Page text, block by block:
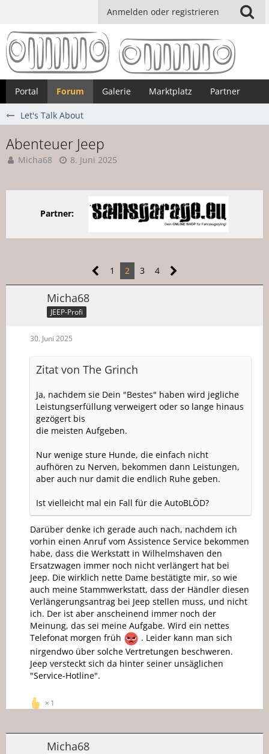
Anmelden oder registrieren
Portal Forum Galerie Marktplatz Partner
Let's Talk About
Abenteuer Jeep
Micha68 8. Juni 2025
Partner:
1 2 3 4
Micha68
JEEP-Profi
30. Juni 2025
Zitat von The Grinch
Ja, nachdem sie Dein "Bestes" haben wird jegliche
Leistungserfüllung verweigert oder so lange hinaus
gezögert bis
die meisten Aufgeben.
Nur wenige sture Hunde, die einfach nicht
aufhören zu Nerven, bekommen dann Leistungen,
aber auch nur damit die endlich Ruhe geben.
Ist vielleicht mal ein Fall für die AutoBLÖD?
Darüber denke ich gerade auch nach, nachdem ich
vorhin einen Anruf vom Assistence Service bekommen
habe, dass die Werkstatt in Wilhelmshaven den
Ersatzwagen immer noch nicht verlängert hat bei
Jeep. Die wirklich nette Dame bestätigte mir, so wie
auch meine Stammwerkstatt, dass der Händler diesen
Verlängerungsantrag bei Jeep stellen muss, und nicht
ich. Der ist aber anscheinend immer noch der
Meinung, das sei meine Aufgabe. Wird ein nettes
Telefonat morgen früh
. Leider kann man sich
nirgendwo über solche Vertretungen beschweren.
Jeep versteckt sich da hinter seiner unsäglichen
"Service-Hotline".
1
Micha68